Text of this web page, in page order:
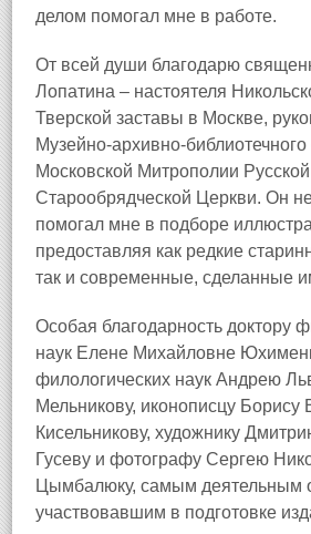
делом помогал мне в работе.
От всей души благодарю
Лопатина – настоятеля
Тверской заставы в Москве,
Музейно‑архивно‑библиотечного
Московской Митрополии
Старообрядческой Церкви. Он
помогал мне в подборе
предоставляя как редкие
так и современные, сделанные
Особая благодарность доктору
наук Елене Михайловне
филологических наук Андрею
Мельникову, иконописцу Борису
Кисельникову, художнику
Гусеву и фотографу Сергею
Цымбалюку, самым деятельным
участвовавшим в подготовке